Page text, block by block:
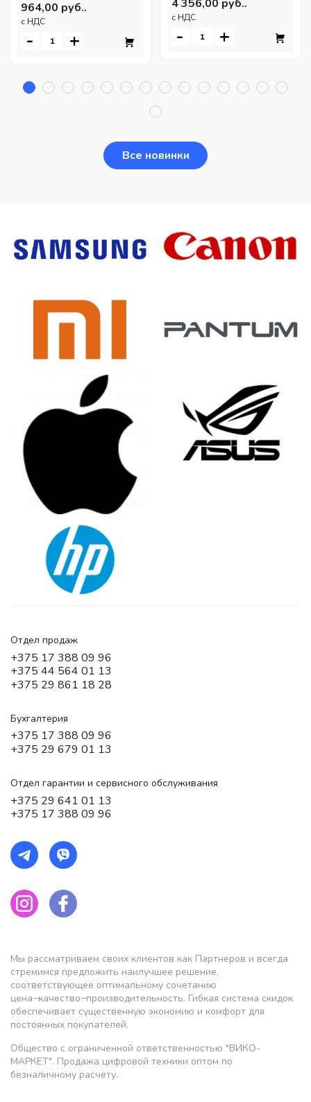
964,00 руб..
c НДС
- +
4 356,00 руб..
c НДС
- +
Все новинки
Отдел продаж
+375 17 388 09 96
+375 44 564 01 13
+375 29 861 18 28
Бухгалтерия
+375 17 388 09 96
+375 29 679 01 13
Отдел гарантии и сервисного обслуживания
+375 29 641 01 13
+375 17 388 09 96
Мы рассматриваем своих клиентов как Партнеров и всегда
стремимся предложить наилучшее решение,
соответствующее оптимальному сочетанию
цена−качество−производительность. Гибкая система скидок
обеспечивает существенную экономию и комфорт для
постоянных покупателей.
Общество с ограниченной ответственностью "ВИКО-
МАРКЕТ". Продажа цифровой техники оптом по
безналичному расчету.